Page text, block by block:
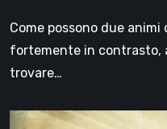
Come possono due
fortemente in contrasto,
trovare…
Brothers: